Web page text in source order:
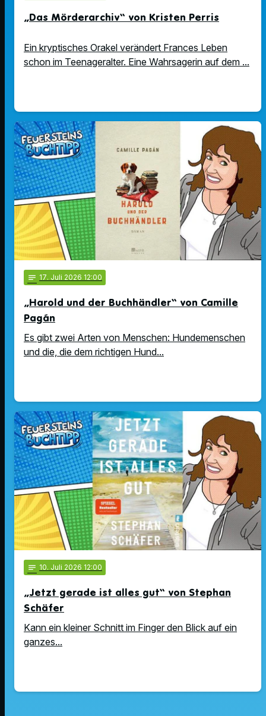
„Das Mörderarchiv“ von Kristen Perris
Ein kryptisches Orakel verändert Frances Leben
schon im Teenageralter. Eine Wahrsagerin auf dem ...
notes 17. Juli 2026 12:00
„Harold und der Buchhändler“ von Camille
Pagán
Es gibt zwei Arten von Menschen: Hundemenschen
und die, die dem richtigen Hund...
notes 10. Juli 2026 12:00
„Jetzt gerade ist alles gut“ von Stephan
Schäfer
Kann ein kleiner Schnitt im Finger den Blick auf ein
ganzes...